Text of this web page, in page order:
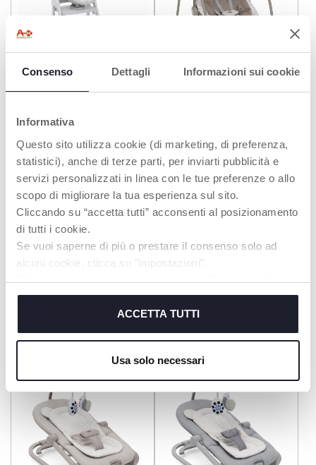
Consenso Dettagli Informazioni sui cookie
Informativa
Questo sito utilizza cookie (di marketing, di preferenza,
statistici), anche di terze parti, per inviarti pubblicità e
servizi personalizzati in linea con le tue preferenze o allo
scopo di migliorare la tua esperienza sul sito.
Cliccando su “accetta tutti” acconsenti al posizionamento
di tutti i cookie.
Se vuoi saperne di più o prestare il consenso solo ad
alcuni cookie, clicca su "impostazioni".
Chiudendo questo banner acconsenti all’uso dei soli
cookie tecnici, indispensabili per fruire del servizio
ACCETTA TUTTI
Usa solo necessari
Babywippe Zen Wave